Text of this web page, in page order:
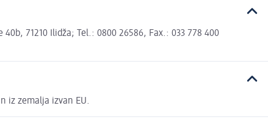
71210 Ilidža; Tel.: 0800 26586, Fax.: 033 778 400
iz zemalja izvan EU.